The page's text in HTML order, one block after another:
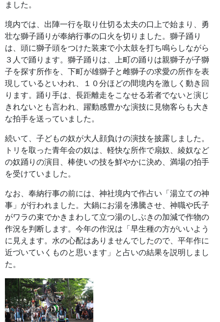
ました。
境内では、出陣一行を取り仕切る太夫の口上で始まり、勇
壮な獅子踊りが奉納行事の口火を切りました。獅子踊り
は、頭に獅子頭をつけた装束で小太鼓を打ち鳴らしながら
３人で踊ります。獅子踊りは、上町の踊りは親獅子が子獅
子を探す所作を、下町が雄獅子と雌獅子の求愛の所作を表
現しているといわれ、１０分ほどの間境内を激しく動き回
ります。踊り手は、長距離走をこなせる若者でないと演じ
きれないとも言われ、躍動感豊かな演技に見物客らも大き
な拍手を送っていました。
続いて、子どもの奴が大人顔負けの演技を披露しました。
トリを取った青年会の奴は、軽快な所作で扇奴、綾奴など
の奴踊りの演目、棒使いの技を鮮やかに決め、満場の拍手
を受けていました。
なお、奉納行事の前には、神社境内で作占い「湯立ての神
事」が行われました。大鍋にお湯を沸騰させ、神職や氏子
がワラの束でかきまわして立つ湯のしぶきの加減で作物の
作況を判断します。今年の作況は「早生種の方がいいよう
に見えます。水の心配はありませんでしたので、平年作に
近づいていくものと思います」と占いの結果を説明しまし
た。